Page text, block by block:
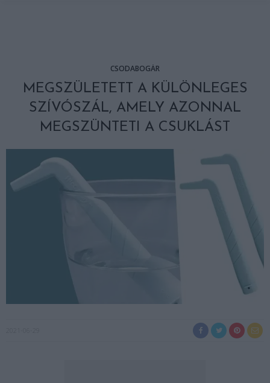
CSODABOGÁR
MEGSZÜLETETT A KÜLÖNLEGES
SZÍVÓSZÁL, AMELY AZONNAL
MEGSZÜNTETI A CSUKLÁST